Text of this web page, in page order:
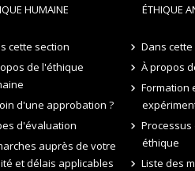
HUMAINE
cette section
de l'éthique
d'une approbation ?
d'évaluation
auprès de votre
et délais applicables
ÉTHIQUE
Dans
À propos
Formation
éthique
Liste des